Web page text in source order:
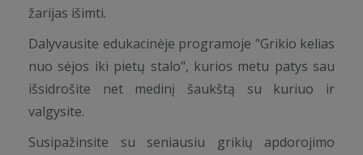
žarijas išimti.
Dalyvausite edukacinėje programoje "Grikio kelias
nuo sėjos iki pietų stalo", kurios metu patys sau
išsidrošite net medinį šaukštą su kuriuo ir
valgysite.
Susipažinsite su seniausiu grikių apdorojimo